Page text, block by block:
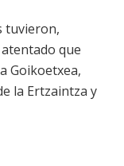
tuvieron,
que
Goikoetxea,
la Ertzaintza y